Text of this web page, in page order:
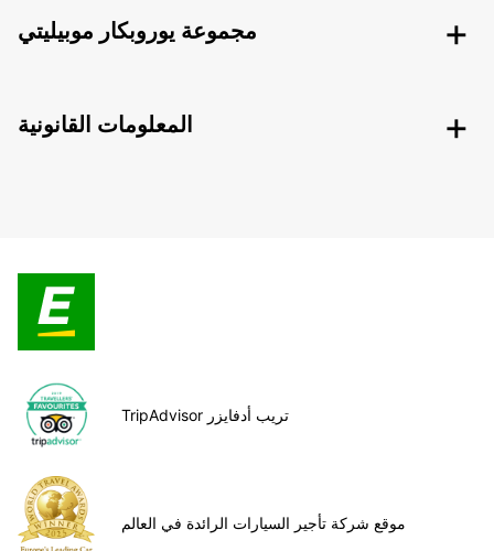
مجموعة يوروبكار موبيليتي
المعلومات القانونية
TripAdvisor تريب أدفايزر
موقع شركة تأجير السيارات الرائدة في العالم